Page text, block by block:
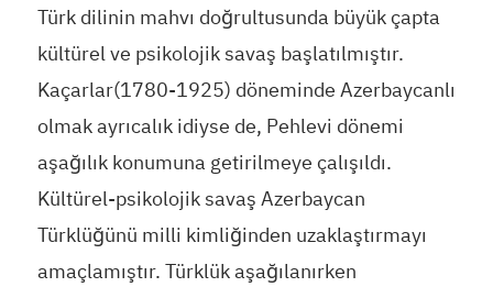
Türk dilinin mahvı doğrultusunda büyük çapta
kültürel ve psikolojik savaş başlatılmıştır.
Kaçarlar(1780-1925) döneminde Azerbaycanlı
olmak ayrıcalık idiyse de, Pehlevi dönemi
aşağılık konumuna getirilmeye çalışıldı.
Kültürel-psikolojik savaş Azerbaycan
Türklüğünü milli kimliğinden uzaklaştırmayı
amaçlamıştır. Türklük aşağılanırken